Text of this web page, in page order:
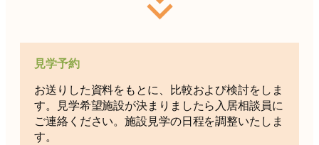
見学予約
お送りした資料をもとに、比較および検討をしま
す。見学希望施設が決まりましたら入居相談員に
ご連絡ください。施設見学の日程を調整いたしま
す。